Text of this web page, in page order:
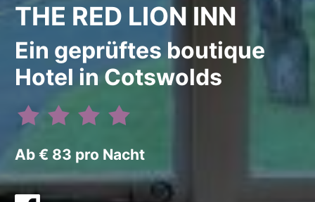
THE RED LION INN
Ein geprüftes boutique
Hotel in Cotswolds
Ab € 83 pro Nacht